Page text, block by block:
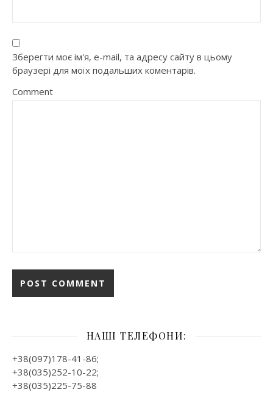
Зберегти моє ім'я, e-mail, та адресу сайту в цьому
браузері для моїх подальших коментарів.
Comment
НАШІ ТЕЛЕФОНИ:
+38(097)178-41-86;
+38(035)252-10-22;
+38(035)225-75-88